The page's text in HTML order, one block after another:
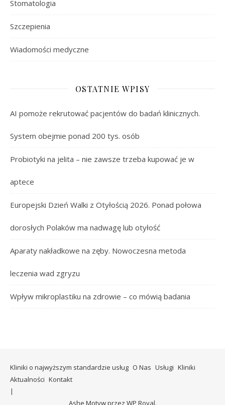
Stomatologia
Szczepienia
Wiadomości medyczne
OSTATNIE WPISY
AI pomoże rekrutować pacjentów do badań klinicznych.
System obejmie ponad 200 tys. osób
Probiotyki na jelita – nie zawsze trzeba kupować je w
aptece
Europejski Dzień Walki z Otyłością 2026. Ponad połowa
dorosłych Polaków ma nadwagę lub otyłość
Aparaty nakładkowe na zęby. Nowoczesna metoda
leczenia wad zgryzu
Wpływ mikroplastiku na zdrowie – co mówią badania
Kliniki o najwyższym standardzie usług O Nas Usługi Kliniki
Aktualności Kontakt
Ashe Motyw przez WP Royal.